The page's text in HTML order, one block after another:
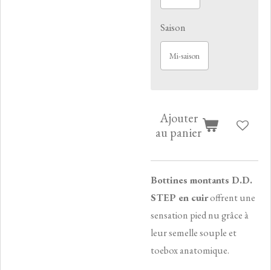
Saison
Mi-saison
Ajouter
au panier
Bottines montants D.D.
STEP en cuiroffrent une
sensation pied nu grâce à
leur semelle souple et
toebox anatomique.